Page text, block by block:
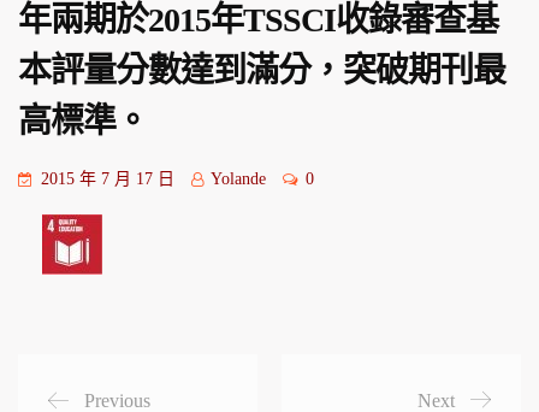
年兩期於2015年TSSCI收錄審查基
本評量分數達到滿分，突破期刊最
高標準。
2015 年 7 月 17 日 Yolande 0
Previous Next